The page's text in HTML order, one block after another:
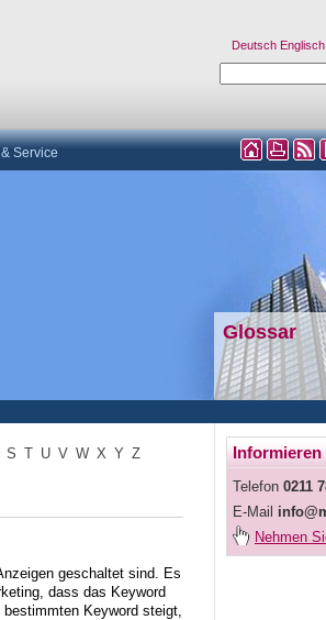
Service
Deutsch Englisch
S T U V W X Y Z
Glossar
geschaltet sind. Es
dass das Keyword
Keyword steigt,
Informieren
Telefon 0211
E-Mail
Nehmen